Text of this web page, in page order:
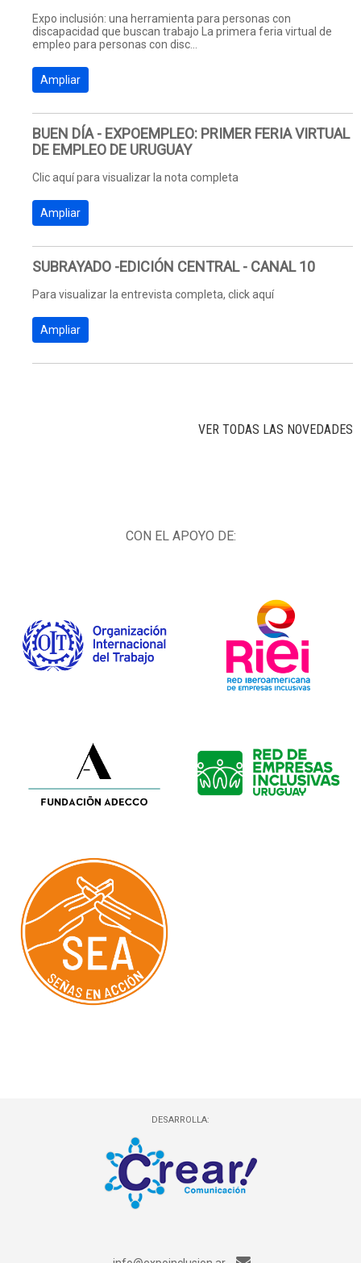
Expo inclusión: una herramienta para personas con
discapacidad que buscan trabajo La primera feria virtual de
empleo para personas con disc...
Ampliar
BUEN DÍA - EXPOEMPLEO: PRIMER FERIA VIRTUAL
DE EMPLEO DE URUGUAY
Clic aquí para visualizar la nota completa
Ampliar
SUBRAYADO -EDICIÓN CENTRAL - CANAL 10
Para visualizar la entrevista completa, click aquí
Ampliar
VER TODAS LAS NOVEDADES
CON EL APOYO DE:
DESARROLLA: